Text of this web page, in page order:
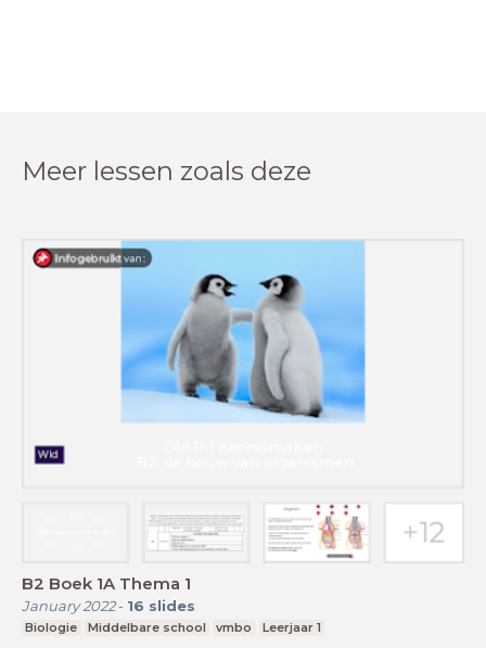
Meer lessen zoals deze
B2 Boek 1A Thema 1
January 2022- 16 slides
Biologie Middelbare school vmbo Leerjaar 1